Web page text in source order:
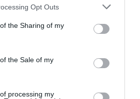
app uses one or more Google
or usage behaviour. You may click to
to Google and its third-party tags to
specified purposes in below Google
Opt Outs
the Sharing of my
the Sale of my
processing my